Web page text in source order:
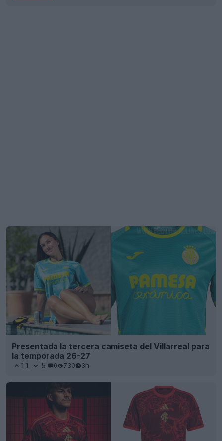
Presentada la tercera camiseta del Villarreal para
la temporada 26-27
11 5 0 730 3h